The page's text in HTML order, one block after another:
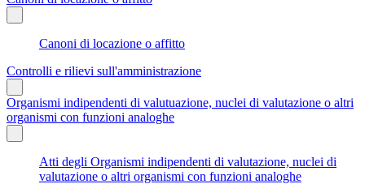
Canoni di locazione o affitto
Controlli e rilievi sull'amministrazione
Organismi indipendenti di valutuazione, nuclei di valutazione o altri
organismi con funzioni analoghe
Atti degli Organismi indipendenti di valutazione, nuclei di
valutazione o altri organismi con funzioni analoghe